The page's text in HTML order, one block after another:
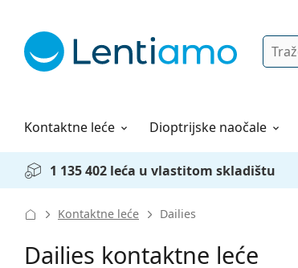
Kontaktne leće
Otopine za leće Dioptrijske naočale
Sve o kupovini
1 135 402 leća u vlastitom skladištu
Kontaktne leće Dailies
Dailies kontaktne leće